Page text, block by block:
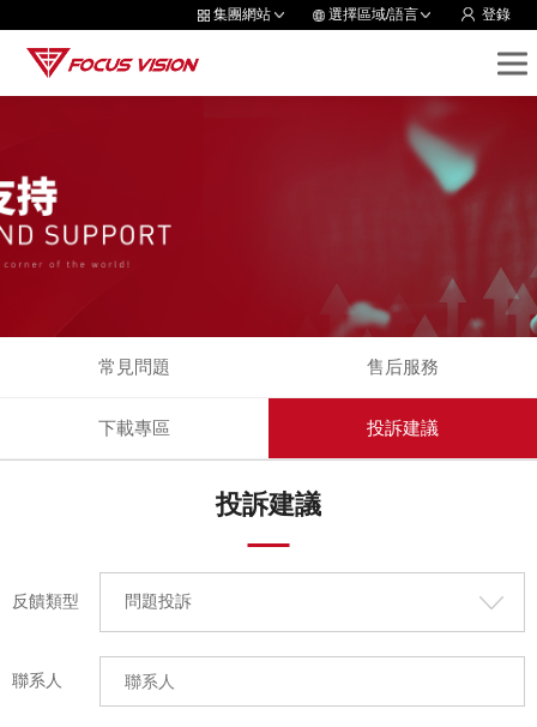
集團網站 選擇區域/語言 登錄
常見問題 售后服務
下載專區 投訴建議
投訴建議
反饋類型
聯系人